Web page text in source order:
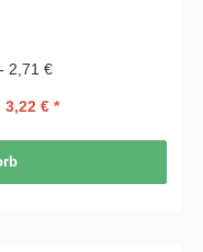
2,71 €
€ *